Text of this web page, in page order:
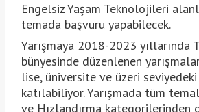
Engelsiz Yaşam Teknolojileri
temada başvuru yapabilecek.
Yarışmaya 2018-2023 yıllarında
bünyesinde düzenlenen
lise, üniversite ve üzeri
katılabiliyor. Yarışmada tüm
ve Hızlandırma kategorilerinden